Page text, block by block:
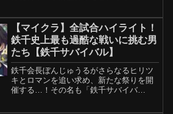
公式サイト 【『AFK：ジャーニー』公式
X】 【...
【マイクラ】全試合ハイライト！
鉄千史上最も過酷な戦いに挑む男
たち【鉄千サバイバル】
鉄千会長ぼんじゅうるがさらなるヒリツ
キとロマンを追い求め、新たな祭りを開
催する…！その名も「鉄千サバイバ